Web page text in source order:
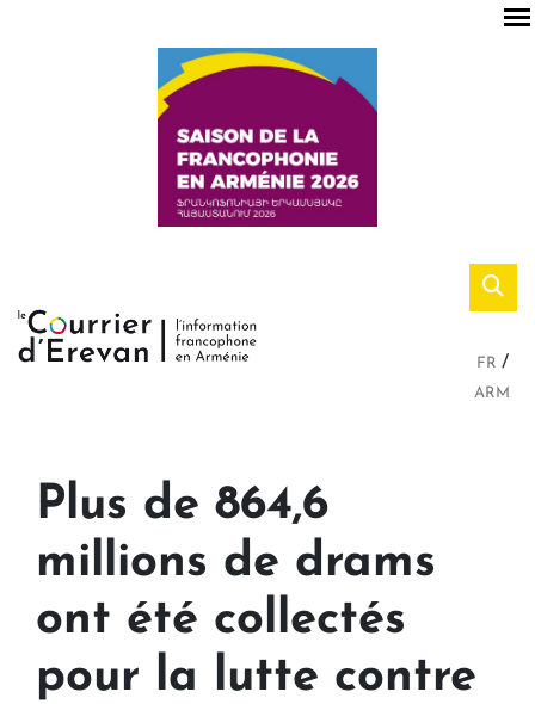
FR
ARM
Plus de 864,6
millions de drams
ont été collectés
pour la lutte contre